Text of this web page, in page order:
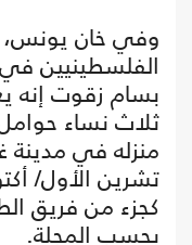
وفي خان يونس،
الفلسطينيين
بسام زقوت إنه
ثلاث نساء
تشرين الأول/
كجزء من فريق
بحسب المجلة.